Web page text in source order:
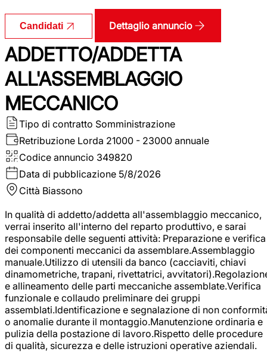
Candidati Dettaglio annuncio
ADDETTO/ADDETTA
ALL'ASSEMBLAGGIO
MECCANICO
Tipo di contratto Somministrazione
Retribuzione Lorda 21000 - 23000 annuale
Codice annuncio 349820
Data di pubblicazione 5/8/2026
Città Biassono
In qualità di addetto/addetta all'assemblaggio meccanico,
verrai inserito all'interno del reparto produttivo, e sarai
responsabile delle seguenti attività: Preparazione e verifica
dei componenti meccanici da assemblare.Assemblaggio
manuale.Utilizzo di utensili da banco (cacciaviti, chiavi
dinamometriche, trapani, rivettatrici,
e allineamento delle parti meccaniche assemblate.Verifica
funzionale e collaudo preliminare dei gruppi
assemblati.Identificazione e segnalazione di non
o anomalie durante il montaggio.Manutenzione ordinaria e
pulizia della postazione di lavoro.Rispetto delle procedure
di qualità, sicurezza e delle istruzioni operative aziendali.